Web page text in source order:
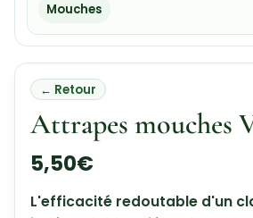
Mouches
← Retour
Attrapes mouches
5,50€
L'efficacité redoutable d'un